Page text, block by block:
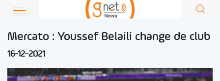
Mercato : Youssef Belaili change de club
16-12-2021